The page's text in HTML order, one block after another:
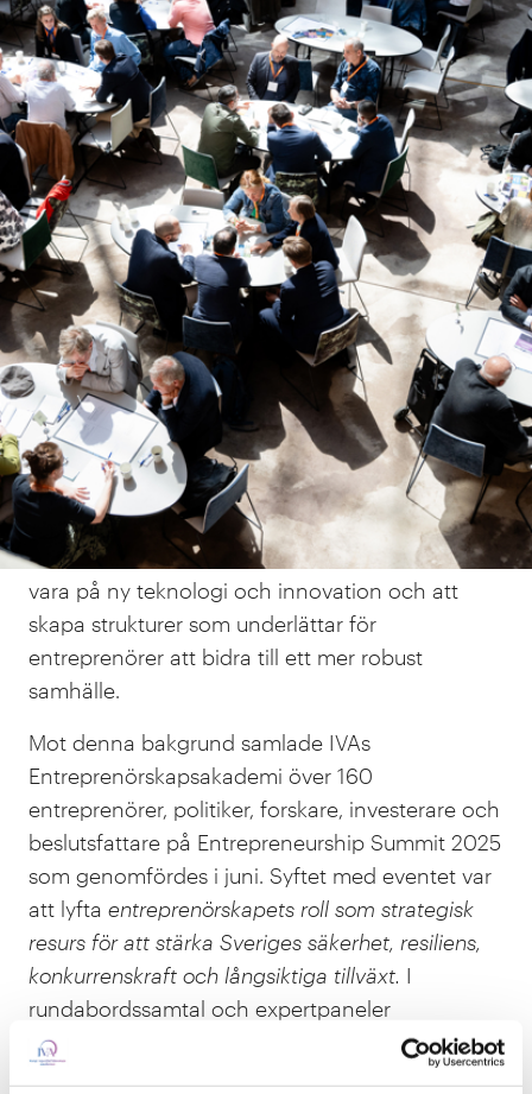
Vi befinner oss i en tid av global osäkerhet och
ökande internationell komplexitet med krig i vårt
närområde, växande klimatproblem och snabba
tekniksprång. Det innebär att Sverige står inför
nya utmaningar som behöver lösas på nya sätt.
Här har entreprenörskapet en central roll.
Förmågan att se möjligheter, ta risker, förverkliga
idéer och agera under osäkerhet är
betydelsefulla beståndsdelar i ett lands resiliens
och konkurrenskraft. Lika viktigt är det att ta till
vara på ny teknologi och innovation och att
skapa strukturer som underlättar för
entreprenörer att bidra till ett mer robust
samhälle.
Mot denna bakgrund samlade IVAs
Entreprenörskapsakademi över 160
entreprenörer, politiker, forskare, investerare och
beslutsfattare på Entrepreneurship Summit 2025
som genomfördes i juni. Syftet med eventet var
att lyfta entreprenörskapets roll som strategisk
resurs för att stärka Sveriges säkerhet, resiliens,
konkurrenskraft och långsiktiga tillväxt. I
rundabordssamtal och expertpaneler
diskuterades entreprenörskapets betydelse för
att bidra till säkerhet och motståndskraft inom